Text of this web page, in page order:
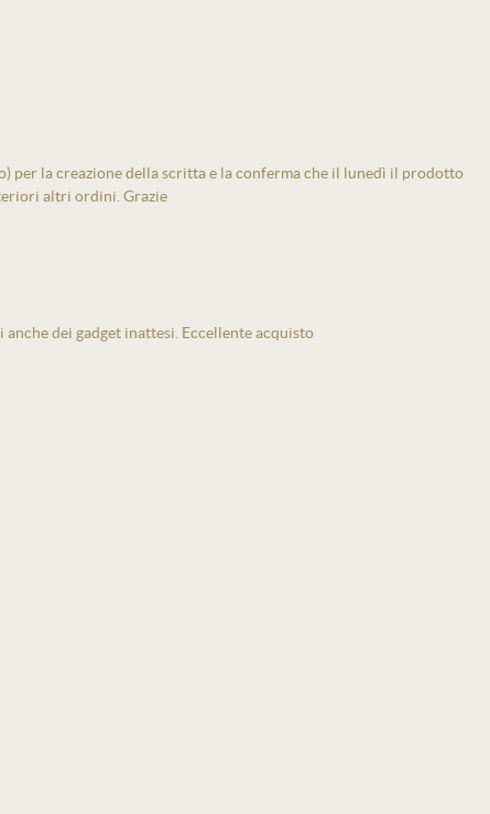
per la creazione della scritta e la conferma che il lunedì il prodotto
altri ordini. Grazie
dei gadget inattesi. Eccellente acquisto